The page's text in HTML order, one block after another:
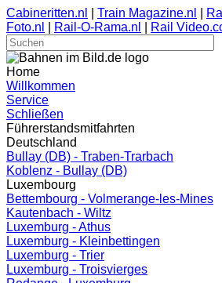
Cabineritten.nl Train Magazine.nl
Foto.nl
Rail-O-Rama.nl Rail
Home
Willkommen
Service
Schließen
Führerstandsmitfahrten
Deutschland
Bullay (DB) - Traben-Trarbach
Koblenz - Bullay (DB)
Luxembourg
Bettembourg - Volmerange-les-Mines
Kautenbach - Wiltz
Luxemburg - Athus
Luxemburg - Kleinbettingen
Luxemburg - Trier
Luxemburg - Troisvierges